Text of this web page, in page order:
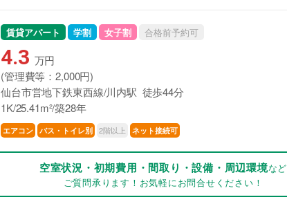
賃貸アパート 学割 女子割 合格前予約可
4.3 万円
(管理費等：2,000円)
仙台市営地下鉄東西線/川内駅 徒歩44分
1K/25.41m²/築28年
エアコン バス・トイレ別 2階以上 ネット接続可
空室状況・初期費用・間取り・設備・周辺環境など
ご質問承ります！お気軽にお問合せください！